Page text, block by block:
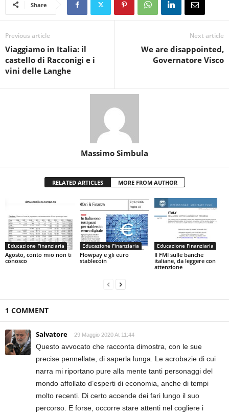
Share
Previous article
Viaggiamo in Italia: il
castello di Racconigi e i
vini delle Langhe
Next article
We are disappointed,
Governatore Visco
Massimo Simbula
RELATED ARTICLES MORE FROM AUTHOR
Educazione Finanziaria
Agosto, conto mio non ti
conosco
Educazione Finanziaria
Flowpay e gli euro
stablecoin
Educazione Finanziaria
Il FMI sulle banche
italiane, da leggere con
attenzione
1 COMMENT
Salvatore 29 Maggio 2020 At 11:44
Questo avvocato che racconta dimostra, con le sue
precise pennellate, di saperla lunga. Le acrobazie di cui
narra mi riportano pure alla mente tanti personaggi del
mondo affollato d’esperti di economia, anche di tempi
molto recenti. Di certo accende dei fari lungo il suo
percorso. E forse, occorre stare attenti nel cogliere i